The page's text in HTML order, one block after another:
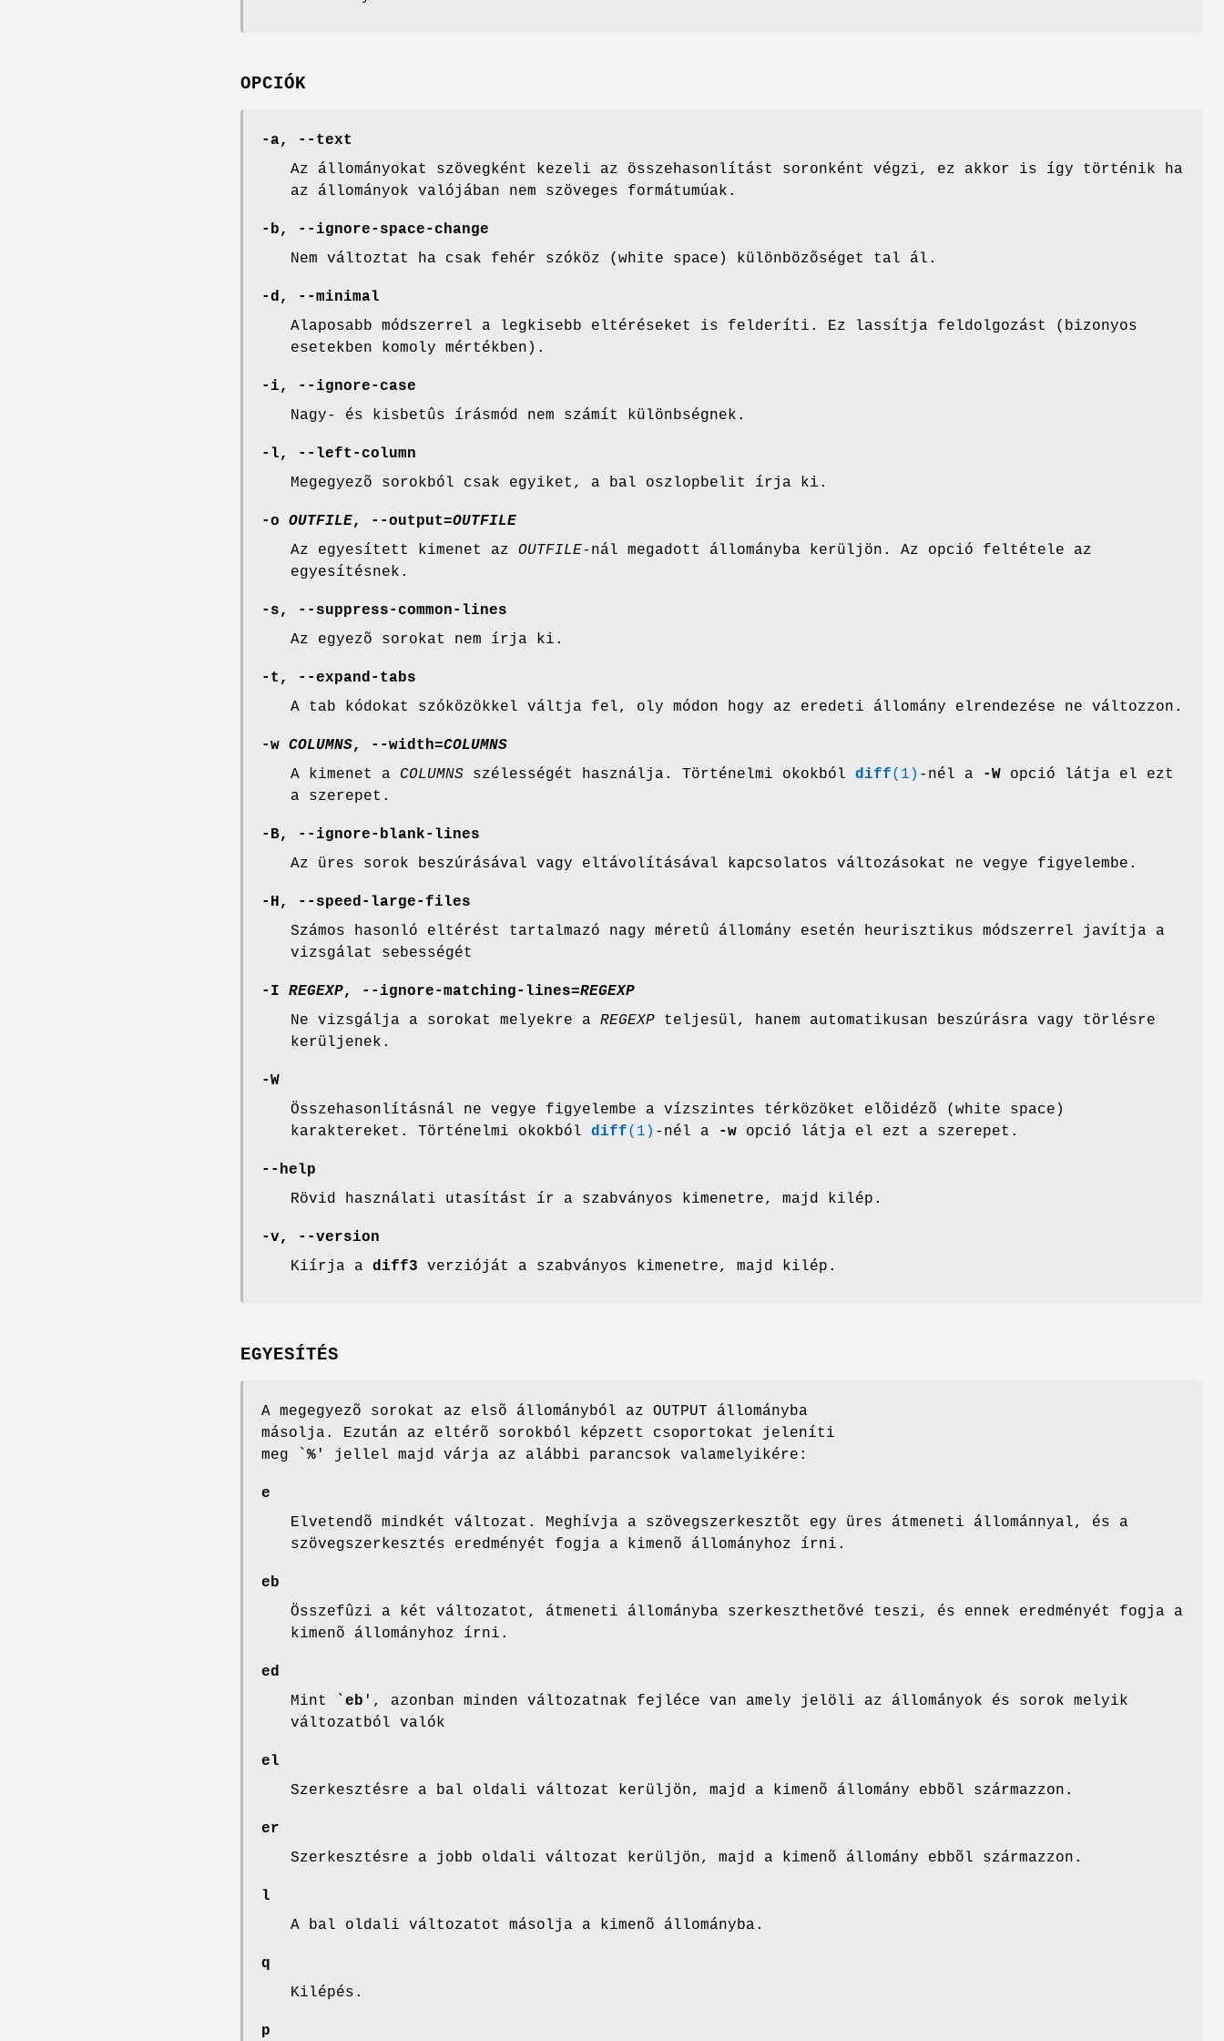
OPCIÓK
-a, --text
Az állományokat szövegként kezeli az összehasonlítást soronként végzi, ez akkor is így történik ha
az állományok valójában nem szöveges formátumúak.
-b, --ignore-space-change
Nem változtat ha csak fehér szóköz (white space) különbözõséget tal ál.
-d, --minimal
Alaposabb módszerrel a legkisebb eltéréseket is felderíti. Ez lassítja feldolgozást (bizonyos
esetekben komoly mértékben).
-i, --ignore-case
Nagy- és kisbetûs írásmód nem számít különbségnek.
-l, --left-column
Megegyezõ sorokból csak egyiket, a bal oszlopbelit írja ki.
-o OUTFILE, --output=OUTFILE
Az egyesített kimenet az OUTFILE-nál megadott állományba kerüljön. Az opció feltétele az
egyesítésnek.
-s, --suppress-common-lines
Az egyezõ sorokat nem írja ki.
-t, --expand-tabs
A tab kódokat szóközökkel váltja fel, oly módon hogy az eredeti állomány elrendezése ne változzon.
-w COLUMNS, --width=COLUMNS
A kimenet a COLUMNS szélességét használja. Történelmi okokból diff(1) -nél a -W opció látja el ezt
a szerepet.
-B, --ignore-blank-lines
Az üres sorok beszúrásával vagy eltávolításával kapcsolatos változásokat ne vegye figyelembe.
-H, --speed-large-files
Számos hasonló eltérést tartalmazó nagy méretû állomány esetén heurisztikus módszerrel javítja a
vizsgálat sebességét
-I REGEXP, --ignore-matching-lines=REGEXP
Ne vizsgálja a sorokat melyekre a REGEXP teljesül, hanem automatikusan beszúrásra vagy törlésre
kerüljenek.
-W
Összehasonlításnál ne vegye figyelembe a vízszintes térközöket elõidézõ (white space)
karaktereket. Történelmi okokból diff(1) -nél a -w opció látja el ezt a szerepet.
--help
Rövid használati utasítást ír a szabványos kimenetre, majd kilép.
-v, --version
Kiírja a diff3 verzióját a szabványos kimenetre, majd kilép.
EGYESÍTÉS
A megegyezõ sorokat az elsõ állományból az OUTPUT állományba
másolja. Ezután az eltérõ sorokból képzett csoportokat jeleníti
meg `% ' jellel majd várja az alábbi parancsok valamelyikére:
e
Elvetendõ mindkét változat. Meghívja a szövegszerkesztõt egy üres átmeneti állománnyal, és a
szövegszerkesztés eredményét fogja a kimenõ állományhoz írni.
eb
Összefûzi a két változatot, átmeneti állományba szerkeszthetõvé teszi, és ennek eredményét fogja a
kimenõ állományhoz írni.
ed
Mint `eb ', azonban minden változatnak fejléce van amely jelöli az állományok és sorok melyik
változatból valók
el
Szerkesztésre a bal oldali változat kerüljön, majd a kimenõ állomány ebbõl származzon.
er
Szerkesztésre a jobb oldali változat kerüljön, majd a kimenõ állomány ebbõl származzon.
l
A bal oldali változatot másolja a kimenõ állományba.
q
Kilépés.
p